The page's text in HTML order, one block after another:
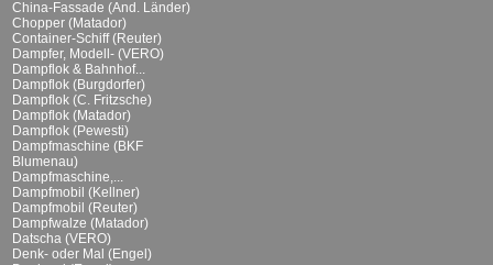
China-Fassade (And. Länder)
Chopper (Matador)
Container-Schiff (Reuter)
Dampfer, Modell- (VERO)
Dampflok & Bahnhof...
Dampflok (Burgdorfer)
Dampflok (C. Fritzsche)
Dampflok (Matador)
Dampflok (Pewesti)
Dampfmaschine (BKF
Blumenau)
Dampfmaschine,...
Dampfmobil (Kellner)
Dampfmobil (Reuter)
Dampfwalze (Matador)
Datscha (VERO)
Denk- oder Mal (Engel)